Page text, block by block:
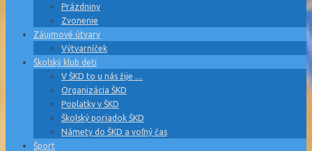
Prázdniny
Zvonenie
Záujmové útvary
Výtvarníček
Školský klub detí
V ŠKD to u nás žije …
Organizácia ŠKD
Poplatky v ŠKD
Školský poriadok ŠKD
Námety do ŠKD a voľný čas
Šport